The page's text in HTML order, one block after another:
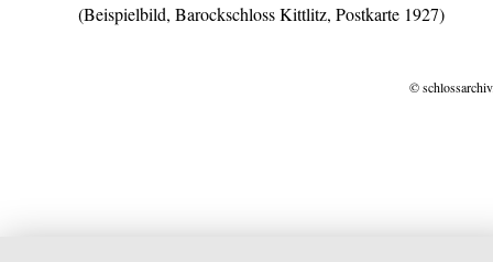
(Beispielbild, Barockschloss Kittlitz, Postkarte 1927)
©